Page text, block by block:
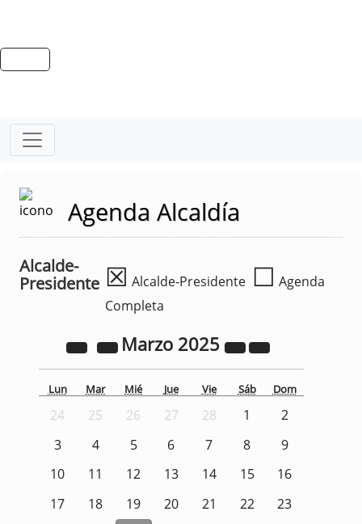
Agenda Alcaldía
Alcalde-
Presidente ☒ Alcalde-Presidente ☐ Agenda
Completa
Marzo 2025
Lun Mar Mié Jue Vie Sáb Dom
24 25 26 27 28 1
2
3
4 5 6 7 8
9
10
11 12 13 14 15
16
17
18 19 20 21 22
23